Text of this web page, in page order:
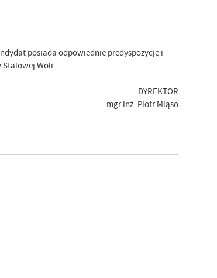
posiada odpowiednie predyspozycje i
Stalowej Woli.
DYREKTOR
mgr inż. Piotr Miąso